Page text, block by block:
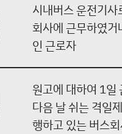
시내버스 운전기사
회사에 근무하였거
인 근로자
원고에 대하여 1일
다음 날 쉬는 격일
행하고 있는 버스